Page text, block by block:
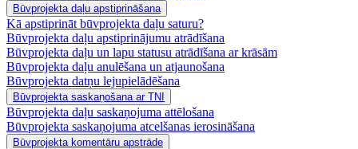
Būvprojekta daļu apstiprināšana
Kā apstiprināt būvprojekta daļu saturu?
Būvprojekta daļu apstiprinājumu atrādīšana
Būvprojekta daļu un lapu statusu atrādīšana ar krāsām
Būvprojekta daļu anulēšana un atjaunošana
Būvprojekta datņu lejupielādēšana
Būvprojekta saskaņošana ar TNI
Būvprojekta daļu saskaņojuma attēlošana
Būvprojekta saskaņojuma atcelšanas ierosināšana
Būvprojekta komentāru apstrāde